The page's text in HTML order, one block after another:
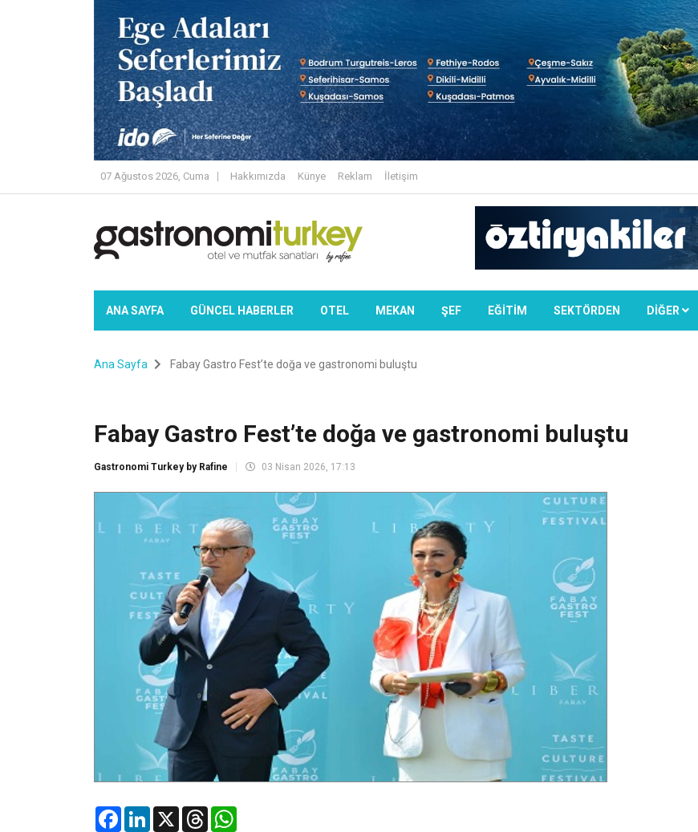
07 Ağustos 2026, Cuma Hakkımızda Künye Reklam İletişim
ANA SAYFA GÜNCEL HABERLER OTEL MEKAN ŞEF EĞİTİM SEKTÖRDEN DIĞER
Ana Sayfa Fabay Gastro Fest’te doğa ve gastronomi buluştu
Fabay Gastro Fest’te doğa ve gastronomi buluştu
Gastronomi Turkey by Rafine 03 Nisan 2026, 17:13
FacebookLinkedIn
X Threads